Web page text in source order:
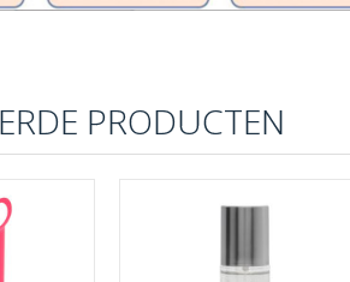
PRODUCTEN